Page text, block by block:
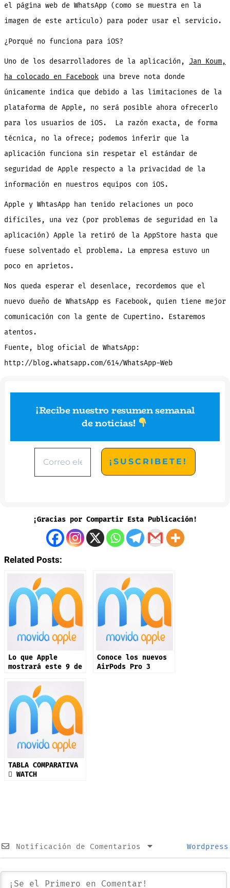
el página web de WhatsApp (como se muestra en la
imagen de este articulo) para poder usar el servicio.
¿Porqué no funciona para iOS?
Uno de los desarrolladores de la aplicación, Jan Koum,
ha colocado en Facebookuna breve nota donde
únicamente indica que debido a las limitaciones de la
plataforma de Apple, no será posible ahora ofrecerlo
para los usuarios de iOS. La razón exacta, de forma
técnica, no la ofrece; podemos inferir que la
aplicación funciona sin respetar el estándar de
seguridad de Apple respecto a la privacidad de la
información en nuestros equipos con iOS.
Apple y WhtasApp han tenido relaciones un poco
difíciles, una vez (por problemas de seguridad en la
aplicación) Apple la retiró de la AppStore hasta que
fuese solventado el problema. La empresa estuvo un
poco en aprietos.
Nos queda esperar el desenlace, recordemos que el
nuevo dueño de WhatsApp es Facebook, quien tiene mejor
comunicación con la gente de Cupertino. Estaremos
atentos.
Fuente, blog oficial de WhatsApp:
http://blog.whatsapp.com/614/WhatsApp-Web
¡Recibe nuestro resumen semanal
de noticias!
¡Gracias por Compartir Esta Publicación!
Related Posts:
Lo que Apple
mostrará este 9 de
17 y más productos
Conoce los nuevos
AirPods Pro 3
TABLA COMPARATIVA
 WATCH
Notificación de Comentarios Wordpress